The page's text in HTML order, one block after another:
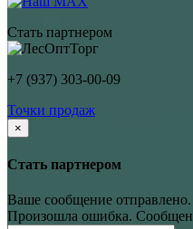
Стать партнером
+7 (937) 303-00-09
Точки продаж
×
Стать партнером
Ваше сообщение
Произошла ошибка.